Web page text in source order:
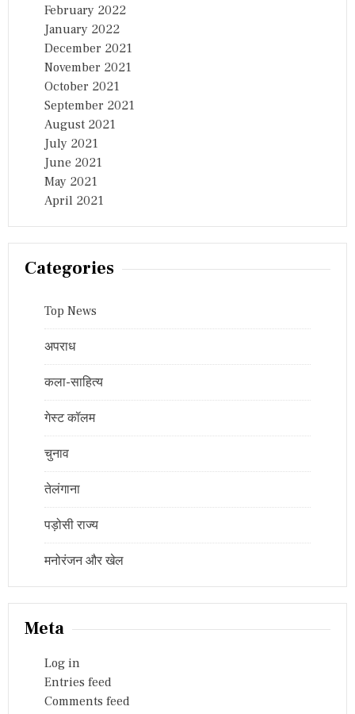
February 2022
January 2022
December 2021
November 2021
October 2021
September 2021
August 2021
July 2021
June 2021
May 2021
April 2021
Categories
Top News
अपराध
कला-साहित्य
गेस्ट कॉलम
चुनाव
तेलंगाना
पड़ोसी राज्य
मनोरंजन और खेल
Meta
Log in
Entries feed
Comments feed